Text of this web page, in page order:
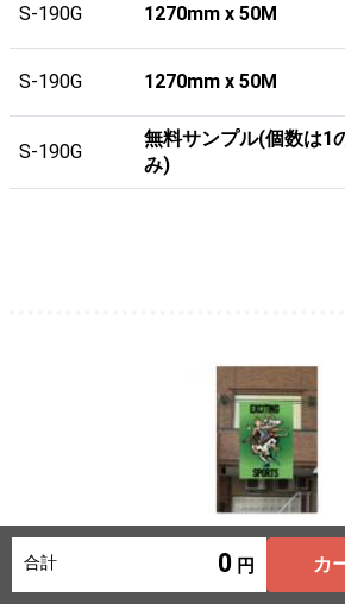
S-190G 1270mm x 50M
S-190G 1270mm x 50M
S-190G
無料サンプル(個数は1
み)
C-190B 防炎クロス *新商品*
合計 0 カ